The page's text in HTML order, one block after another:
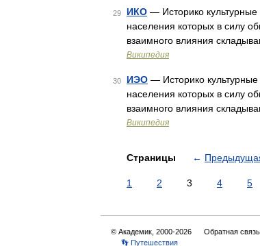
29 ИКО — Историко культурные
населения которых в силу
взаимного влияния
Википедия
30 ИЭО — Историко
населения которых в силу
взаимного влияния
Википедия
Страницы ←
1 2 3 4 5
© Академик, 2000-2026 Обратная
👣 Путешествия